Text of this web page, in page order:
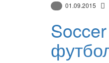
01.09.2015